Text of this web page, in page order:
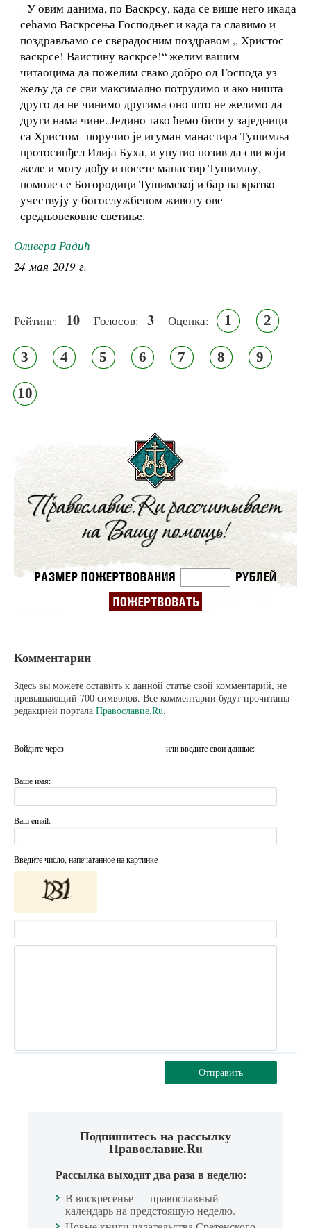
- У овим данима, по Васкрсу, када се више него икада
сећамо Васкрсења Господњег и када га славимо и
поздрављамо се сверадосним поздравом ,, Христос
васкрсе! Ваистину васкрсе!“ желим вашим
читаоцима да пожелим свако добро од Господа уз
жељу да се сви максимално потрудимо и ако ништа
друго да не чинимо другима оно што не желимо да
други нама чине. Једино тако ћемо бити у заједници
са Христом- поручио је игуман манастира Тушимља
протосинђел Илија Буха, и упутио позив да сви који
желе и могу дођу и посете манастир Тушимљу,
помоле се Богородици Тушимској и бар на кратко
учествују у богослужбеном животу ове
средњовековне светиње.
Оливера Радић
24 мая 2019 г.
Рейтинг: 10 Голосов: 3 Оценка: 1 2
3 4 5 6 7 8 9
10
Комментарии
Здесь вы можете оставить к данной статье свой комментарий, не
превышающий 700 символов. Все комментарии будут прочитаны
редакцией портала Православие.Ru.
Войдите через или введите свои данные:
Ваше имя:
Ваш email:
Введите число, напечатанное на картинке
Отправить
Подпишитесь на рассылку
Православие.Ru
Рассылка выходит два раза в неделю:
В воскресенье — православный
календарь на предстоящую неделю.